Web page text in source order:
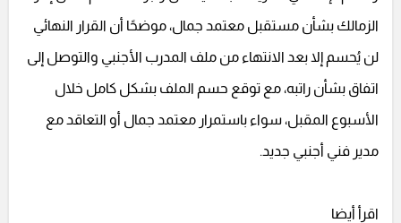
الزمالك بشأن مستقبل معتمد جمال، موضحًا أن القرار النهائي
لن يُحسم إلا بعد الانتهاء من ملف المدرب الأجنبي والتوصل إلى
اتفاق بشأن راتبه، مع توقع حسم الملف بشكل كامل خلال
الأسبوع المقبل، سواء باستمرار معتمد جمال أو التعاقد مع
مدير فني أجنبي جديد.
اقرأ أيضا